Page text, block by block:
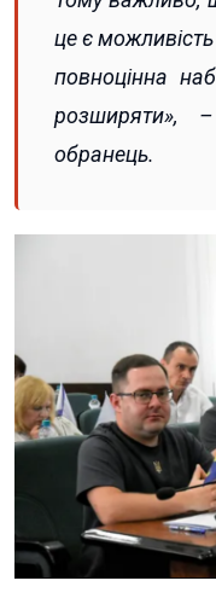
це є
повноцінна
розширяти»,
обранець.